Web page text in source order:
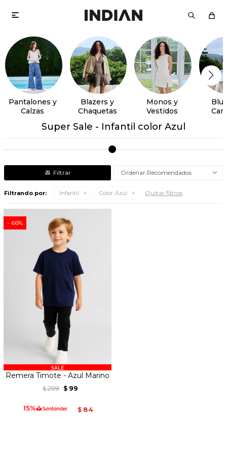

Pantalones y
Calzas
Blazers y
Chaquetas
Monos y
Vestidos
Super Sale - Infantil color Azul
Recomendados
Filtrando por: Infantil Color: Azul Quitar filtros
66
Remera Timote - Azul Marino
$ 299 $ 99
$ 84